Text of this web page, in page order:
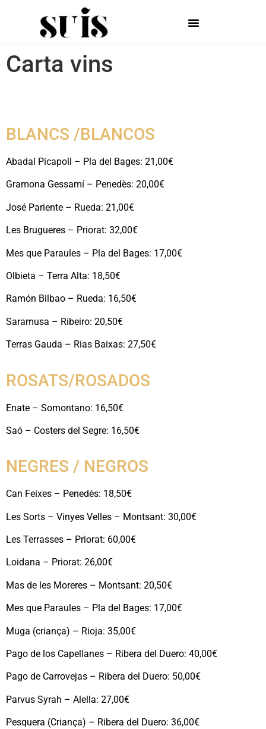
Carta vins
BLANCS /BLANCOS
Abadal Picapoll – Pla del Bages: 21,00€
Gramona Gessamí – Penedès: 20,00€
José Pariente – Rueda: 21,00€
Les Brugueres – Priorat: 32,00€
Mes que Paraules – Pla del Bages: 17,00€
Olbieta – Terra Alta: 18,50€
Ramón Bilbao – Rueda: 16,50€
Saramusa – Ribeiro: 20,50€
Terras Gauda – Rias Baixas: 27,50€
ROSATS/ROSADOS
Enate – Somontano: 16,50€
Saó – Costers del Segre: 16,50€
NEGRES / NEGROS
Can Feixes – Penedès: 18,50€
Les Sorts – Vinyes Velles – Montsant: 30,00€
Les Terrasses – Priorat: 60,00€
Loidana – Priorat: 26,00€
Mas de les Moreres – Montsant: 20,50€
Mes que Paraules – Pla del Bages: 17,00€
Muga (criança) – Rioja: 35,00€
Pago de los Capellanes – Ribera del Duero: 40,00€
Pago de Carrovejas – Ribera del Duero: 50,00€
Parvus Syrah – Alella: 27,00€
Pesquera (Criança) – Ribera del Duero: 36,00€